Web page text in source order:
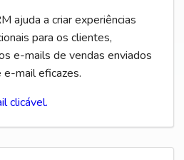
ajuda a criar experiências
para os clientes,
e-mails de vendas enviados
mail eficazes.
clicável.